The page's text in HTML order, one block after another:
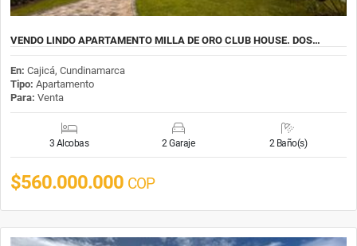
VENDO LINDO APARTAMENTO MILLA DE ORO CLUB HOUSE. DOS…
En: Cajicá, Cundinamarca
Tipo: Apartamento
Para: Venta
3 Alcobas 2 Garaje 2 Baño(s)
$560.000.000 COP